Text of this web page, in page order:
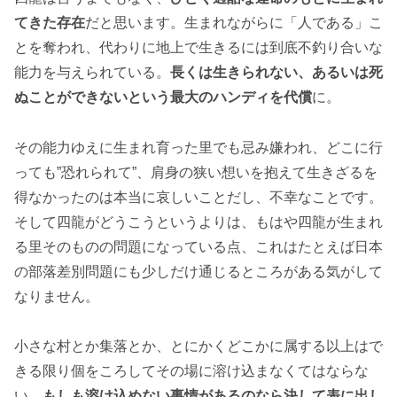
てきた存在だと思います。生まれながらに「人である」こ
とを奪われ、代わりに地上で生きるには到底不釣り合いな
能力を与えられている。 長くは生きられない、あるいは死
ぬことができないという最大のハンディを代償に。
その能力ゆえに生まれ育った里でも忌み嫌われ、どこに行
っても”恐れられて”、肩身の狭い想いを抱えて生きざるを
得なかったのは本当に哀しいことだし、不幸なことです。
そして四龍がどうこうというよりは、もはや四龍が生まれ
る里そのものの問題になっている点、これはたとえば日本
の部落差別問題にも少しだけ通じるところがある気がして
なりません。
小さな村とか集落とか、とにかくどこかに属する以上はで
きる限り個をころしてその場に溶け込まなくてはならな